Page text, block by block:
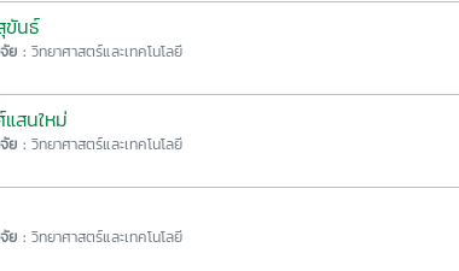
ขันธ์
ย : วิทยาศาสตร์และเทคโนโลยี
สนใหม่
ย : วิทยาศาสตร์และเทคโนโลยี
ย : วิทยาศาสตร์และเทคโนโลยี